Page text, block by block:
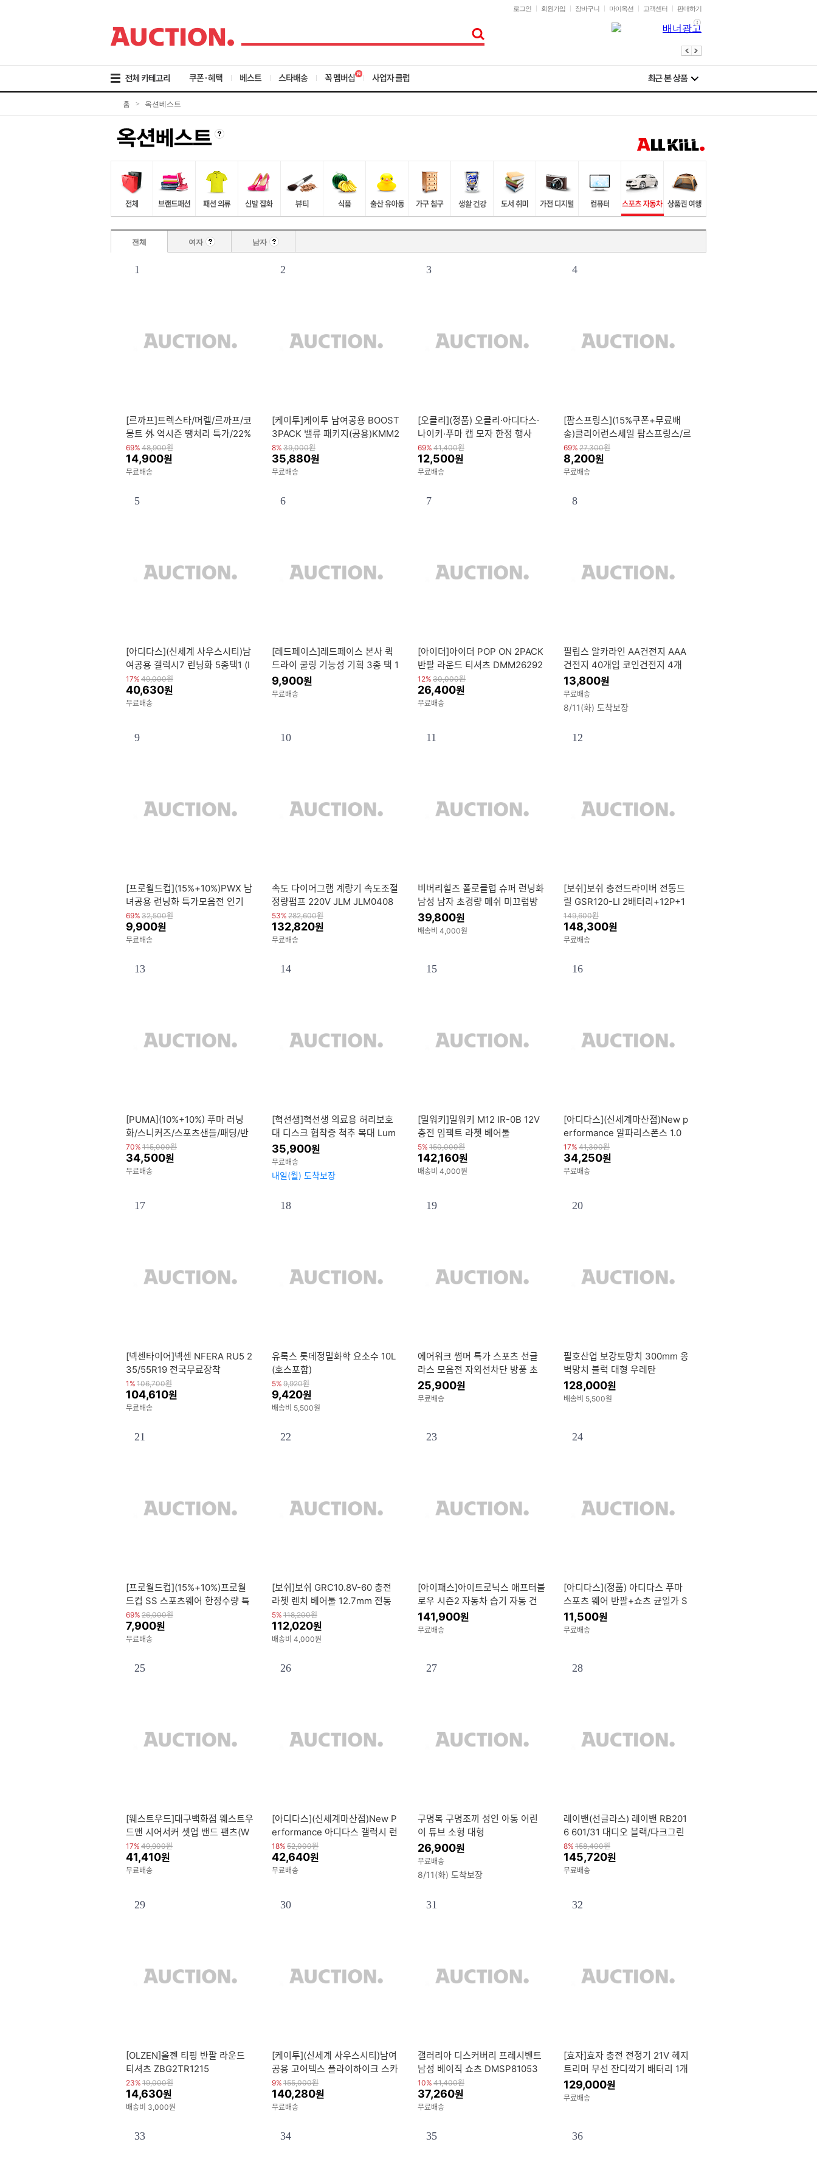
로
가
로
가
로
가
로그인 회원가입 장바구니 마이옥션 고객센터 판매하기
쿠폰·혜택 베스트 스타배송 꼭 멤버십 사업자 클럽
홈 > 옥션베스트
전체 여자 남자
1
[르까프]트렉스타/머렐/르까프/코
몽트 外 역시즌 땡처리 특가/22%
+N쿠폰/무료배송/최대95%할인/
패딩/팬츠/티셔츠
69% 48,900원
14,900원
무료배송
2
[케이투]케이투 남여공용 BOOST
3PACK 밸류 패키지(공용)KMM2
5287
8% 39,000원
35,880원
무료배송
3
[오클리](정품) 오클리·아디다스·
나이키·푸마 캡 모자 한정 행사
69% 41,400원
12,500원
무료배송
4
[팜스프링스](15%쿠폰+무료배
송)클리어런스세일 팜스프링스/르
까프/트렉스타 냉감반팔티/카라
티/폴로티/반바지/7부팬츠
69% 27,300원
8,200원
무료배송
5
[아디다스](신세계 사우스시티)남
여공용 갤럭시7 런닝화 5종택1 (I
D8760ID8754ID8765JQ2620
JQ2623)
17% 49,000원
40,630원
무료배송
6
[레드페이스]레드페이스 본사 퀵
드라이 쿨링 기능성 기획 3종 택 1
9,900원
무료배송
7
[아이더]아이더 POP ON 2PACK
반팔 라운드 티셔츠 DMM26292
12% 30,000원
26,400원
무료배송
8
필립스 알카라인 AA건전지 AAA
건전지 40개입 코인건전지 4개
증정
13,800원
무료배송
8/11(화) 도착보장
9
[프로월드컵](15%+10%)PWX 남
녀공용 런닝화 특가모음전 인기
운동화 한정수량 PWX 한정수량
69% 32,500원
9,900원
무료배송
10
속도 다이어그램 계량기 속도조절
정량펌프 220V JLM JLM0408
전자기
53% 282,600원
132,820원
무료배송
11
비버리힐즈 폴로클럽 슈퍼 런닝화
남성 남자 초경량 메쉬 미끄럼방
지 신발 운동화 기능성 러닝화 남
성화
39,800원
배송비 4,000원
12
[보쉬]보쉬 충전드라이버 전동드
릴 GSR120-LI 2배터리+12P+1
149,600원
148,300원
무료배송
13
[PUMA](10%+10%) 푸마 러닝
화/스니커즈/스포츠샌들/패딩/반
팔/반바지 ~80% OFF
70% 115,000원
34,500원
무료배송
14
[혁선생]혁선생 의료용 허리보호
대 디스크 협착증 척추 복대 Lum
bar H-01
35,900원
무료배송
내일(월) 도착보장
15
[밀워키]밀워키 M12 IR-0B 12V
충전 임팩트 라쳇 베어툴
5% 150,000원
142,160원
배송비 4,000원
16
[아디다스](신세계마산점)New p
erformance 알파리스폰스 1.0
슬라이드 JP5434JP5437JP54
36
17% 41,300원
34,250원
무료배송
17
[넥센타이어]넥센 NFERA RU5 2
35/55R19 전국무료장착
1% 106,700원
104,610원
무료배송
18
유록스 롯데정밀화학 요소수 10L
(호스포함)
5% 9,920원
9,420원
배송비 5,500원
19
에어워크 썸머 특가 스포츠 선글
라스 모음전 자외선차단 방풍 초
경량 편광 변색 러닝 라이딩 낚시
25,900원
무료배송
20
필호산업 보강토망치 300mm 옹
벽망치 블럭 대형 우레탄
128,000원
배송비 5,500원
21
[프로월드컵](15%+10%)프로월
드컵 SS 스포츠웨어 한정수량 특
가 모음전 딱 한정수량만 초특가
69% 26,000원
7,900원
무료배송
22
[보쉬]보쉬 GRC10.8V-60 충전
라쳇 렌치 베어툴 12.7mm 전동
스패너
5% 118,200원
112,020원
배송비 4,000원
23
[아이패스]아이트로닉스 애프터블
로우 시즌2 자동차 습기 자동 건
조 에프터블로우 ITBM-120
141,900원
무료배송
24
[아디다스](정품) 아디다스 푸마
스포츠 웨어 반팔+쇼츠 균일가 S
ALE
11,500원
무료배송
25
[웨스트우드]대구백화점 웨스트우
드맨 시어서커 셋업 밴드 팬츠(W
Q2MCSP725)
17% 49,900원
41,410원
무료배송
26
[아디다스](신세계마산점)New P
erformance 아디다스 갤럭시 런
7종 택 1
18% 52,000원
42,640원
무료배송
27
구명복 구명조끼 성인 아동 어린
이 튜브 소형 대형
26,900원
무료배송
8/11(화) 도착보장
28
레이밴(선글라스) 레이밴 RB201
6 601/31 대디오 블랙/다크그린
렌즈
8% 158,400원
145,720원
무료배송
29
[OLZEN]올젠 티핑 반팔 라운드
티셔츠 ZBG2TR1215
23% 19,000원
14,630원
배송비 3,000원
30
[케이투](신세계 사우스시티)남여
공용 고어텍스 플라이하이크 스카
이폴 FUS25G20
9% 155,000원
140,280원
무료배송
31
갤러리아 디스커버리 프레시벤트
남성 베이직 쇼츠 DMSP81053
10% 41,400원
37,260원
무료배송
32
[효자]효자 충전 전정기 21V 헤지
트리머 무선 잔디깍기 배터리 1개
풀세트
129,000원
무료배송
33 34 35 36